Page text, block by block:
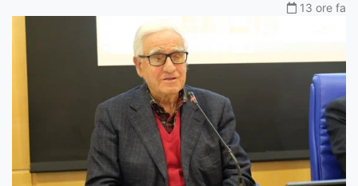
13 ore fa